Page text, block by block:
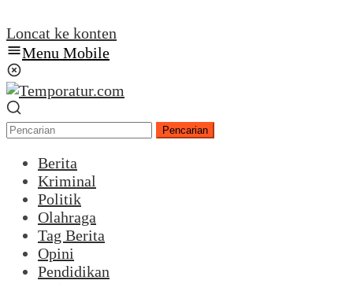
Loncat ke konten
Menu Mobile
Pencarian
Berita
Kriminal
Politik
Olahraga
Tag Berita
Opini
Pendidikan